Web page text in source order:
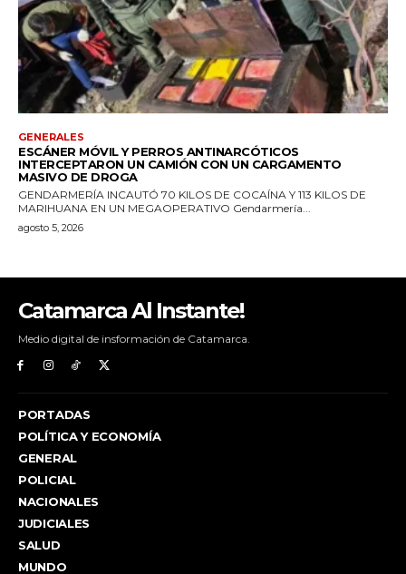
Catamarca Al Instante!
Medio digital de insformación de Catamarca.
PORTADAS
POLÍTICA Y ECONOMÍA
GENERAL
POLICIAL
NACIONALES
JUDICIALES
SALUD
MUNDO